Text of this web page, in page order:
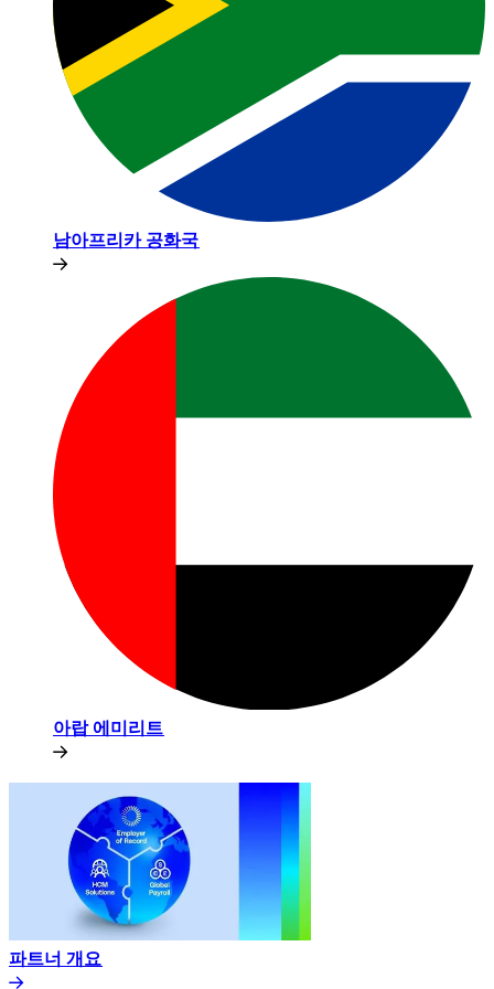
남아프리카 공화국​​
아랍 에미리트​​
파트너 개요​​